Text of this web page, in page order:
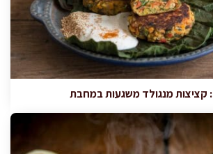
קציצות מנגולד משגעות במחבת